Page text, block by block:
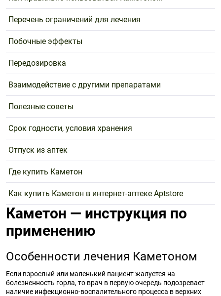
Перечень ограничений для лечения
Побочные эффекты
Передозировка
Взаимодействие с другими препаратами
Полезные советы
Срок годности, условия хранения
Отпуск из аптек
Где купить Каметон
Как купить Каметон в интернет-аптеке Aptstore
Каметон — инструкция по
применению
Особенности лечения Каметоном
Если взрослый или маленький пациент жалуется на
болезненность горла, то врач в первую очередь подозревает
наличие инфекционно-воспалительного процесса в верхних